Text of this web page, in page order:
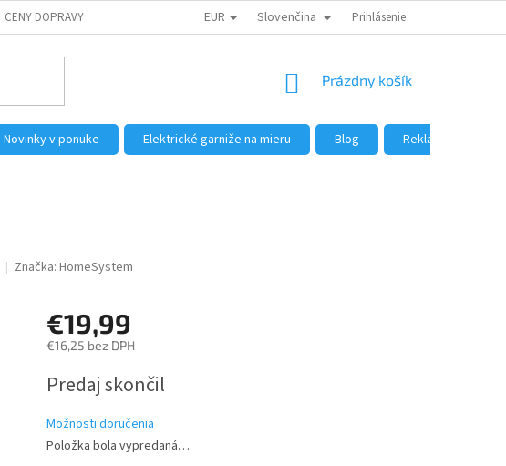
CENY DOPRAVY DÔVODY NÁKUPU U NÁS AKO NAKUPOVAŤ VEĽKOOBCHOD
EUR Slovenčina Prihlásenie
NÁKUPNÝ
Prázdny košík
Novinky v ponuke Elektrické garniže na mieru Blog
Reklamácie a
Značka:HomeSystem
€19,99
€16,25 bez DPH
cena:
Predaj skončil
Možnosti doručenia
Položka bola vypredaná…